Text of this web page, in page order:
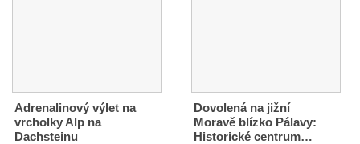
Adrenalinový výlet na
vrcholky Alp na
Dachsteinu
Dovolená na jižní
Moravě blízko Pálavy:
Historické centrum…